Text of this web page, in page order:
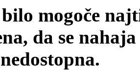
mogoče
da se